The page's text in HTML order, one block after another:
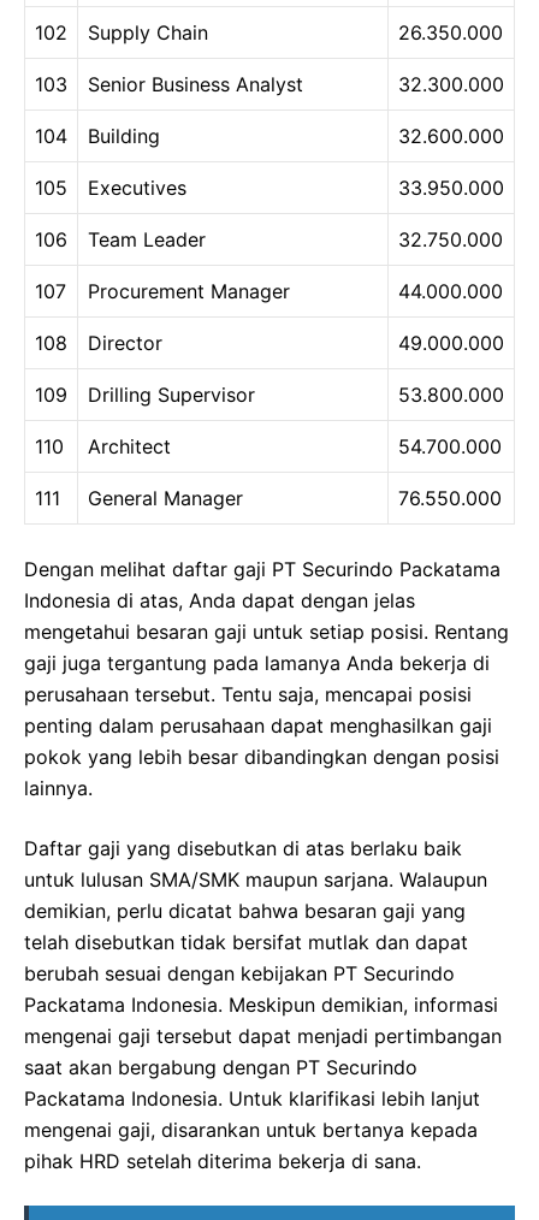
102 Supply Chain 26.350.000
103 Senior Business Analyst 32.300.000
104 Building 32.600.000
105 Executives 33.950.000
106 Team Leader 32.750.000
107 Procurement Manager 44.000.000
108 Director 49.000.000
109 Drilling Supervisor 53.800.000
110 Architect 54.700.000
111 General Manager 76.550.000
Dengan melihat daftar gaji PT Securindo Packatama
Indonesia di atas, Anda dapat dengan jelas
mengetahui besaran gaji untuk setiap posisi. Rentang
gaji juga tergantung pada lamanya Anda bekerja di
perusahaan tersebut. Tentu saja, mencapai posisi
penting dalam perusahaan dapat menghasilkan gaji
pokok yang lebih besar dibandingkan dengan posisi
lainnya.
Daftar gaji yang disebutkan di atas berlaku baik
untuk lulusan SMA/SMK maupun sarjana. Walaupun
demikian, perlu dicatat bahwa besaran gaji yang
telah disebutkan tidak bersifat mutlak dan dapat
berubah sesuai dengan kebijakan PT Securindo
Packatama Indonesia. Meskipun demikian, informasi
mengenai gaji tersebut dapat menjadi pertimbangan
saat akan bergabung dengan PT Securindo
Packatama Indonesia. Untuk klarifikasi lebih lanjut
mengenai gaji, disarankan untuk bertanya kepada
pihak HRD setelah diterima bekerja di sana.